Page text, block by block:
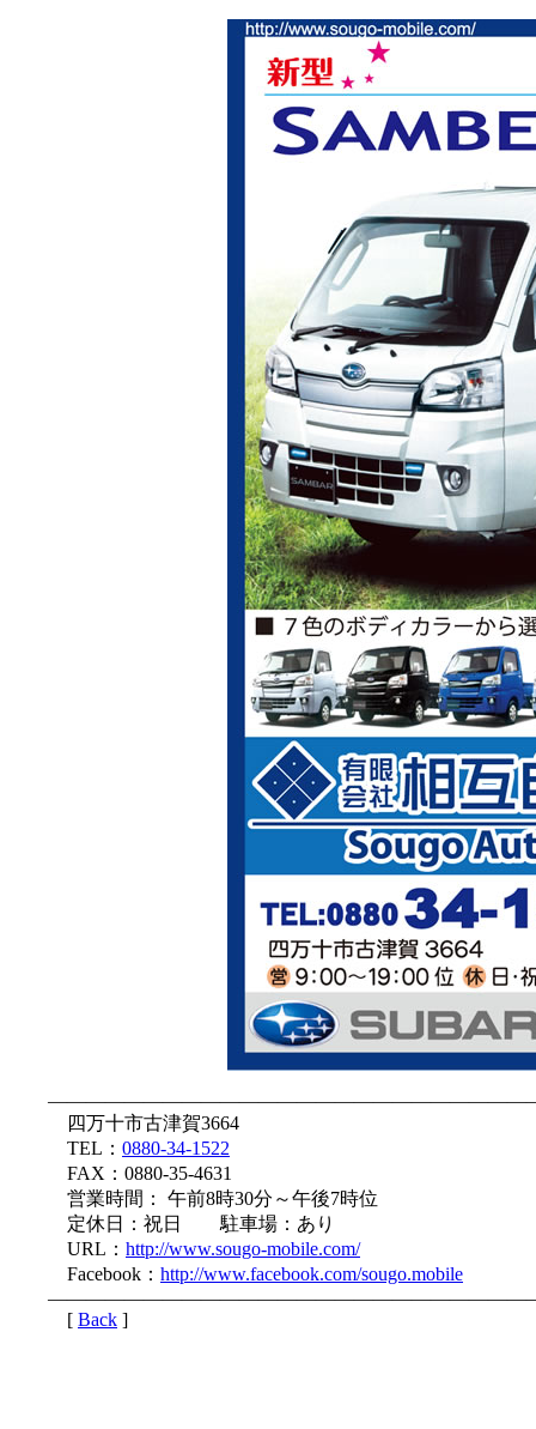
四万十市古津賀3664
TEL： 0880-34-1522
FAX：0880-35-4631
営業時間： 午前8時30分～午後7時位
定休日：祝日 駐車場：あり
URL： http://www.sougo-mobile.com/
Facebook： http://www.facebook.com/sougo.mobile
[ Back ]